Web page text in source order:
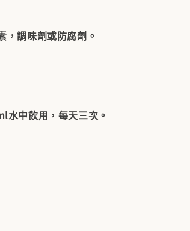
，調味劑或防腐劑。
中飲用，每天三次。